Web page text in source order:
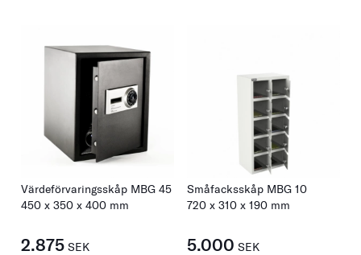
Värdeförvaringsskåp MBG 45
450 x 350 x 400 mm
2.875 SEK
Småfacksskåp MBG 10
720 x 310 x 190 mm
5.000 SEK